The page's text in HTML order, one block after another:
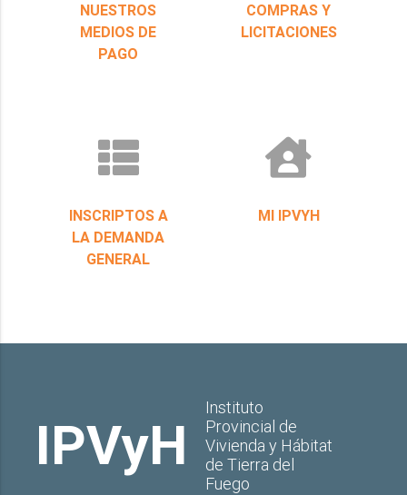
NUESTROS
MEDIOS DE
PAGO
COMPRAS Y
LICITACIONES
INSCRIPTOS A
LA DEMANDA
GENERAL
MI IPVYH
IPVyH
Instituto
Provincial de
Vivienda y Hábitat
de Tierra del
Fuego